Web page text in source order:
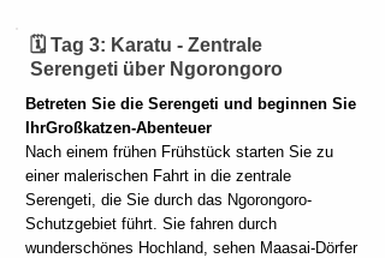
🗓️ Tag 3: Karatu - Zentrale
Serengeti über Ngorongoro
Betreten Sie die Serengeti und beginnen Sie
IhrGroßkatzen-Abenteuer
Nach einem frühen Frühstück starten Sie zu
einer malerischen Fahrt in die zentrale
Serengeti, die Sie durch das Ngorongoro-
Schutzgebiet führt. Sie fahren durch
wunderschönes Hochland, sehen Maasai-Dörfer